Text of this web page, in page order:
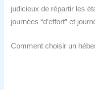
judicieux de répartir les
journées “d’effort” et
Comment choisir un